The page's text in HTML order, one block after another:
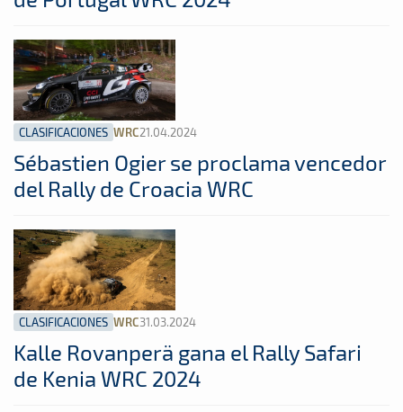
CLASIFICACIONES WRC21.04.2024
Sébastien Ogier se proclama vencedor
del Rally de Croacia WRC
CLASIFICACIONES WRC31.03.2024
Kalle Rovanperä gana el Rally Safari
de Kenia WRC 2024